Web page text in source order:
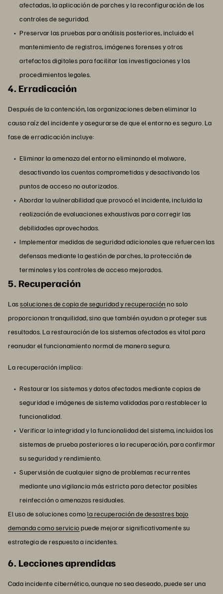
afectadas, la aplicación de parches y la reconfiguración de los
controles de seguridad.
Preservar las pruebas para análisis posteriores, incluido el
mantenimiento de registros, imágenes forenses y otros
artefactos digitales para facilitar las investigaciones y los
procedimientos legales.
4. Erradicación
Después de la contención, las organizaciones deben eliminar la
causa raíz del incidente y asegurarse de que el entorno es seguro. La
fase de erradicación incluye:
Eliminar la amenaza del entorno eliminando el malware,
desactivando las cuentas comprometidas y desactivando los
puntos de acceso no autorizados.
Abordar la vulnerabilidad que provocó el incidente, incluida la
realización de evaluaciones exhaustivas para corregir las
debilidades aprovechadas.
Implementar medidas de seguridad adicionales que refuercen las
defensas mediante la gestión de parches, la protección de
terminales y los controles de acceso mejorados.
5. Recuperación
Lassoluciones de copia de seguridad y recuperaciónno solo
proporcionan tranquilidad, sino que también ayudan a proteger sus
resultados. La restauración de los sistemas afectados es vital para
reanudar el funcionamiento normal de manera segura.
La recuperación implica:
Restaurar los sistemas y datos afectados mediante copias de
seguridad e imágenes de sistema validadas para restablecer la
funcionalidad.
Verificar la integridad y la funcionalidad del sistema, incluidos los
sistemas de prueba posteriores a la recuperación, para confirmar
su seguridad y rendimiento.
Supervisión de cualquier signo de problemas recurrentes
mediante una vigilancia más estricta para detectar posibles
reinfección o amenazas residuales.
El uso de soluciones comola recuperación de desastres bajo
demanda como serviciopuede mejorar significativamente su
estrategia de respuesta a incidentes.
6. Lecciones aprendidas
Cada incidente cibernético, aunque no sea deseado, puede ser una